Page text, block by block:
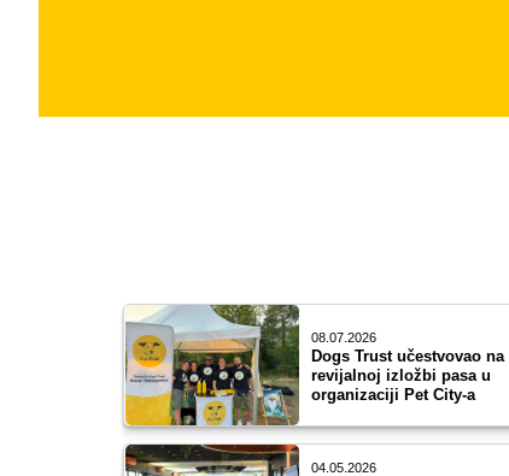
08.07.2026
Dogs Trust učestvovao na
revijalnoj izložbi pasa u
organizaciji Pet City-a
04.05.2026